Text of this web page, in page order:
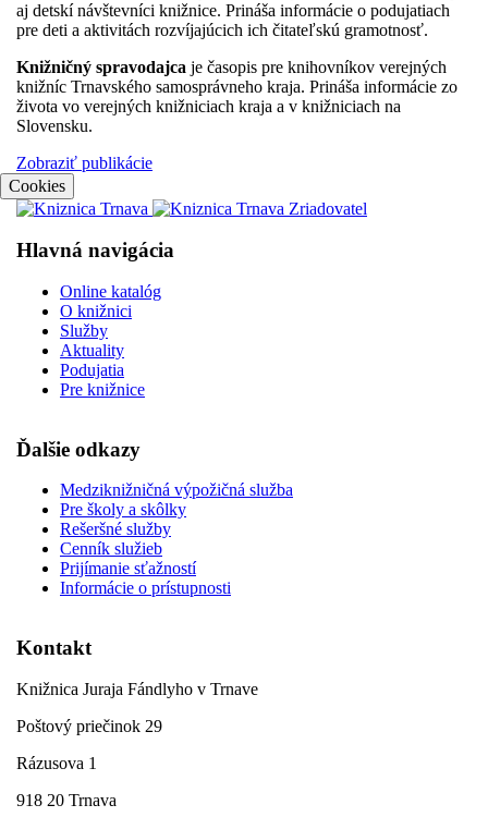
aj detskí návštevníci knižnice. Prináša informácie o podujatiach
pre deti a aktivitách rozvíjajúcich ich čitateľskú gramotnosť.
Knižničný spravodajca je časopis pre knihovníkov verejných
knižníc Trnavského samosprávneho kraja. Prináša informácie zo
života vo verejných knižniciach kraja a v knižniciach na
Slovensku.
Zobraziť publikácie
Cookies
Hlavná navigácia
Online katalóg
O knižnici
Služby
Aktuality
Podujatia
Pre knižnice
Ďalšie odkazy
Medziknižničná výpožičná služba
Pre školy a skôlky
Rešeršné služby
Cenník služieb
Prijímanie sťažností
Informácie o prístupnosti
Kontakt
Knižnica Juraja Fándlyho v Trnave
Poštový priečinok 29
Rázusova 1
918 20 Trnava